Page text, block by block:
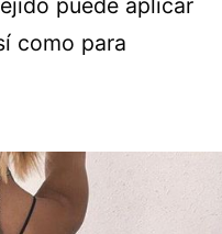
puede aplicar
como para